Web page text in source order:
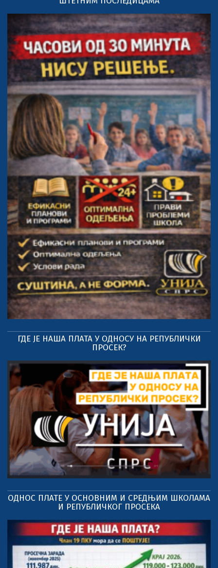
ГДЕ ЈЕ НАША ПЛАТА У ОДНОСУ НА РЕПУБЛИЧКИ
ПРОСЕК?
ОДНОС ПЛАТЕ У ОСНОВНИМ И СРЕДЊИМ ШКОЛАМА
И РЕПУБЛИЧКОГ ПРОСЕКА